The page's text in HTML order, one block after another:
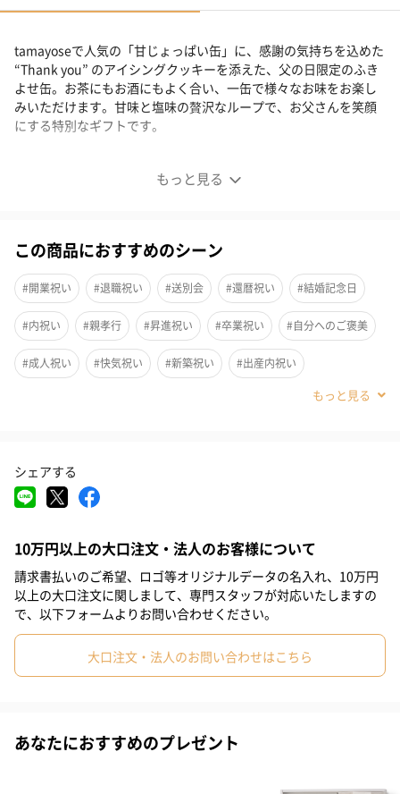
もっと見る
tamayoseで人気の「甘じょっぱい缶」に、感謝の気持ちを込めた
“Thank you” のアイシングクッキーを添えた、父の日限定のふき
よせ缶。お茶にもお酒にもよく合い、一缶で様々なお味をお楽し
みいただけます。甘味と塩味の贅沢なループで、お父さんを笑顔
にする特別なギフトです。
ふきよせ 甘じょっぱい缶 Chichinohi
お菓子は“甘いゾーン”と“しょっぱいゾーン”に分かれており、お
茶によく合うかりんとうや豆菓子などのやさしい甘さのお菓子
と、ビールなどのお酒にも合う野菜チップスやあられを詰め合わ
毎日頑張るお父さんへ！感謝の気持ちを込めて
ったり。「どれを食べようか」と会話を弾ませながら、お父さん
と美味しい時間をお過ごしください。日頃のありがとうを詰め込
んだ、心温まる贈り物です。
tamayose（タマヨセ）
る 和モダンスイーツ “tamayose”。
この商品におすすめのシーン
#開業祝い #退職祝い #送別会 #還暦祝い #結婚記念日
#内祝い #親孝行 #昇進祝い #卒業祝い #自分へのご褒美
#成人祝い #快気祝い #新築祝い #出産内祝い
#サプライズ
#お礼 #記念日
#クリスマス
#入学祝い #就職祝い #引っ越し祝い #部下男性
#兄 #妹 #姉 #息子 #娘 #姪 #甥 #女子大学生
#部下女性 #義父 #義母 #取引先男性
#親戚女性 #母親 #彼氏 #女友達
#祖父 #上司女性 #上司男性 #同僚女性
シェアする
10万円以上の大口注文・法人のお客様について
請求書払いのご希望、ロゴ等オリジナルデータの名入れ、10万円
以上の大口注文に関しまして、専門スタッフが対応いたしますの
で、以下フォームよりお問い合わせください。
大口注文・法人のお問い合わせはこちら
あなたにおすすめのプレゼント